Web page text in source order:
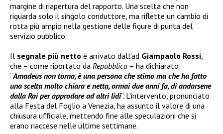
margine di riapertura del rapporto. Una scelta che non
riguarda solo il singolo conduttore, ma riflette un cambio di
rotta più ampio nella gestione delle figure di punta del
servizio pubblico.
Il segnale più netto è arrivato dall’ad Giampaolo Rossi,
che – come riportato da Repubblica – ha dichiarato:
“Amadeus non torna, è una persona che stimo ma che ha fatto
una scelta molto chiara e netta, ormai due anni fa, di andarsene
dalla Rai per approdare ad altri lidi”. L’intervento, pronunciato
alla Festa del Foglio a Venezia, ha assunto il valore di una
chiusura ufficiale, mettendo fine alle speculazioni che si
erano riaccese nelle ultime settimane.